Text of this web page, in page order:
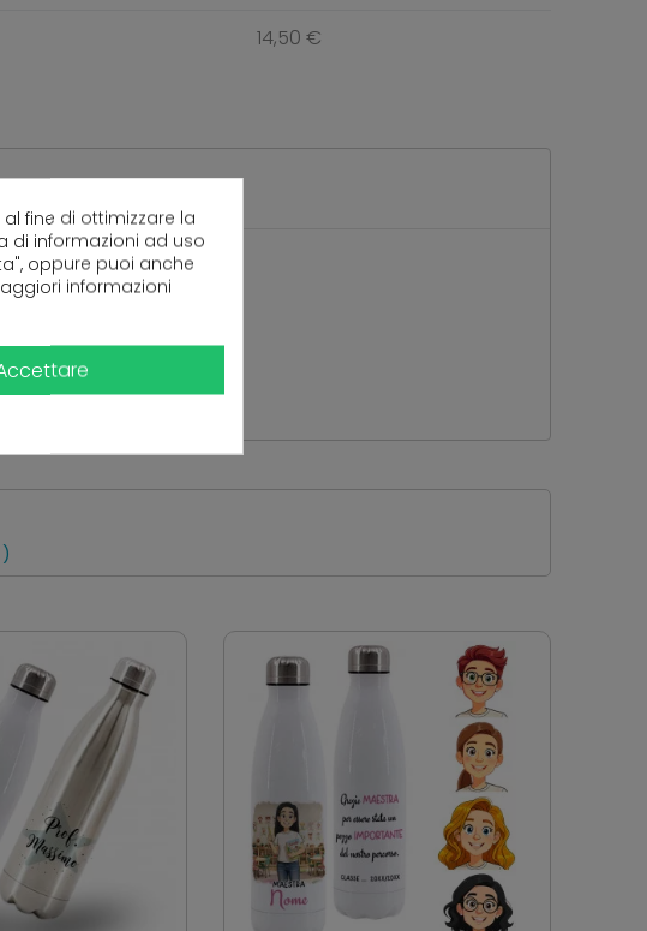
14,50 €
utenti.
fine di ottimizzare la
di informazioni ad uso
oppure puoi anche
informazioni